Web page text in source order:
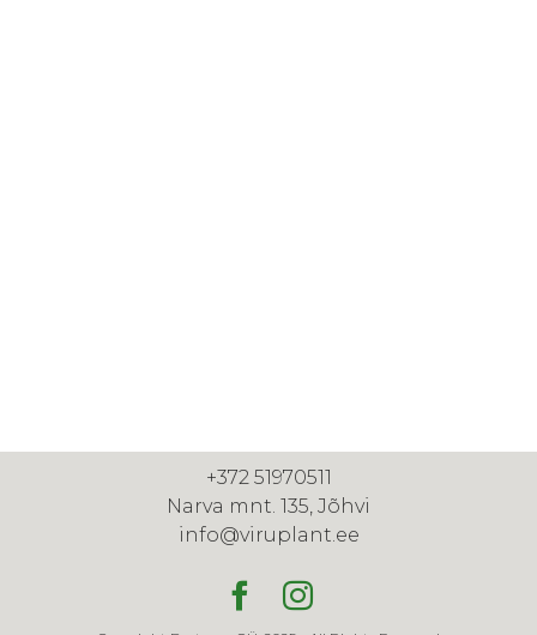
+372 51970511
Narva mnt. 135, Jõhvi
info@viruplant.ee